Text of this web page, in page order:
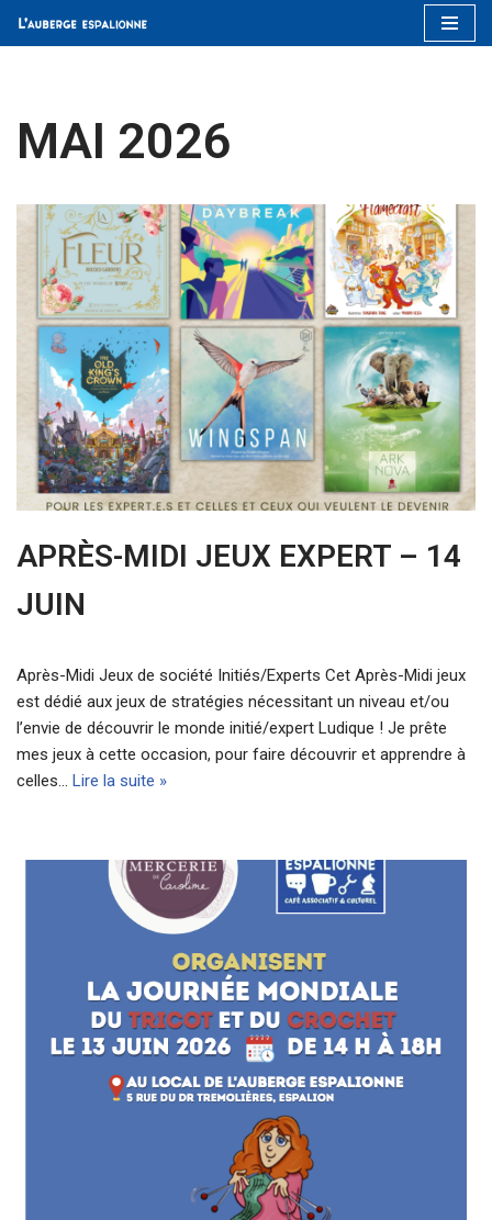
MAI 2026
APRÈS-MIDI JEUX EXPERT – 14
JUIN
Après-Midi Jeux de société Initiés/Experts Cet Après-Midi jeux
est dédié aux jeux de stratégies nécessitant un niveau et/ou
l’envie de découvrir le monde initié/expert Ludique ! Je prête
mes jeux à cette occasion, pour faire découvrir et apprendre à
celles… Lire la suite »